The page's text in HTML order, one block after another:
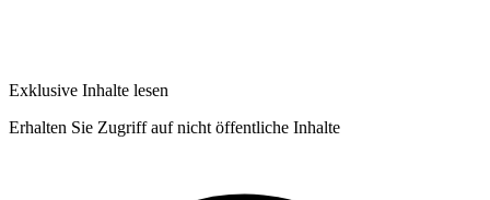
Exklusive Inhalte lesen
Erhalten Sie Zugriff auf nicht öffentliche Inhalte